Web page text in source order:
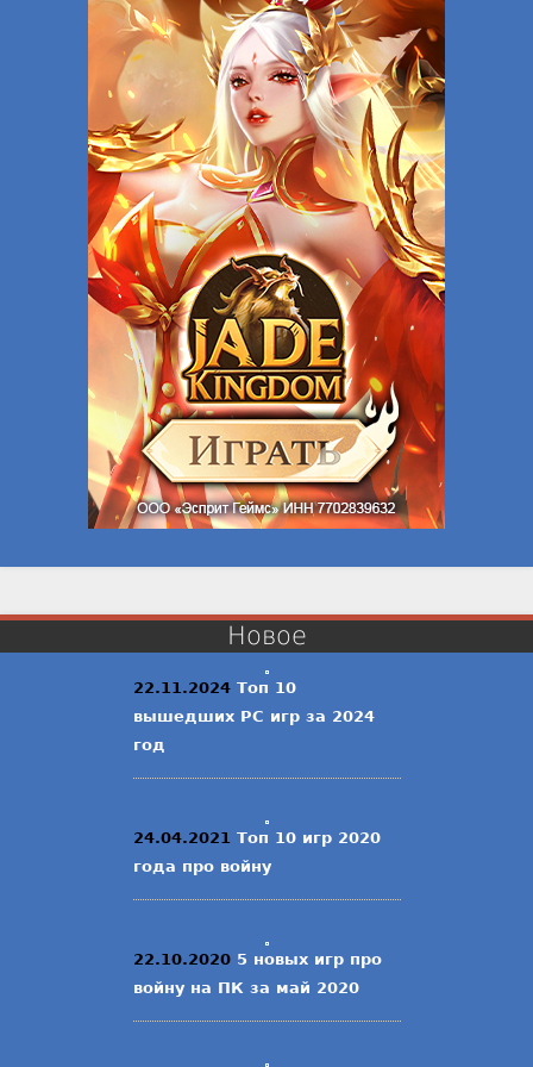
Новое
22.11.2024 Топ 10
вышедших PC игр за 2024
год
24.04.2021 Топ 10 игр 2020
года про войну
22.10.2020 5 новых игр про
войну на ПК за май 2020